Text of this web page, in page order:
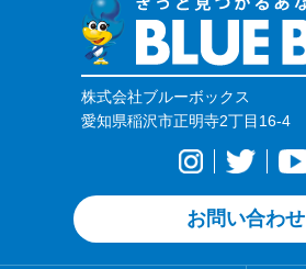
株式会社ブルーボックス
愛知県稲沢市正明寺2丁目16-4
お問い合わせ